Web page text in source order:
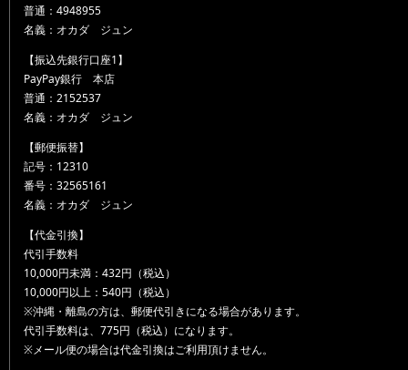
普通：4948955
名義：オカダ ジュン
【振込先銀行口座1】
PayPay銀行 本店
普通：2152537
名義：オカダ ジュン
【郵便振替】
記号：12310
番号：32565161
名義：オカダ ジュン
【代金引換】
代引手数料
10,000円未満：432円（税込）
10,000円以上：540円（税込）
※沖縄・離島の方は、郵便代引きになる場合があります。
代引手数料は、775円（税込）になります。
※メール便の場合は代金引換はご利用頂けません。